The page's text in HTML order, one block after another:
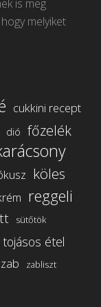
is meg
melyiket
cukkini recept
dió főzelék
köles
reggeli
sütőtök
tojásos étel
zab zabliszt